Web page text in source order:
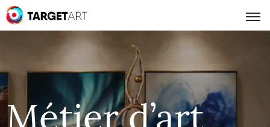
Métier d’art